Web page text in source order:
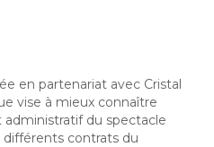
en partenariat avec Cristal
vise à mieux connaître
administratif du spectacle
contrats du